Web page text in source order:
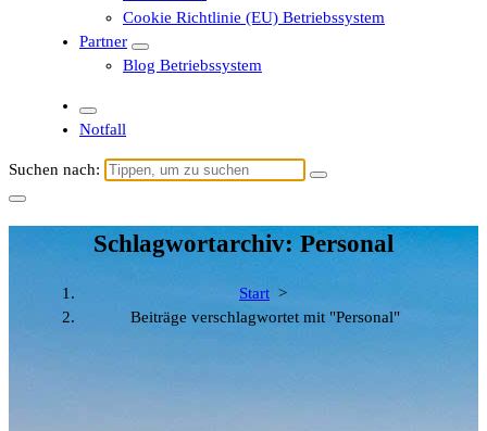
Cookie Richtlinie (EU) Betriebssystem
Partner
Blog Betriebssystem
Notfall
Suchen nach:
Schlagwortarchiv: Personal
Start >
Beiträge verschlagwortet mit "Personal"